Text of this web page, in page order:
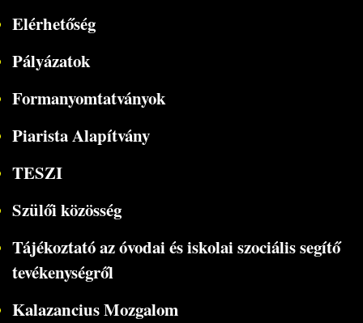
Elérhetőség
Pályázatok
Formanyomtatványok
Piarista Alapítvány
TESZI
Szülői közösség
Tájékoztató az óvodai és iskolai szociális segítő
tevékenységről
Kalazancius Mozgalom